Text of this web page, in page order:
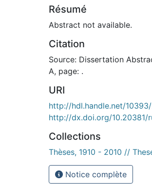
Résumé
Abstract not available.
Citation
Source: Dissertation
A, page: .
URI
http://hdl.handle.net/
http://dx.doi.org/10.20381/
Collections
Thèses, 1910 - 2010 //
Notice complète